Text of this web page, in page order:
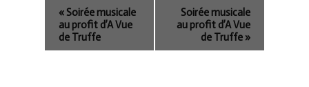
«Soirée musicale
au profit d’A Vue
de Truffe
Soirée musicale
au profit d’A Vue
de Truffe »